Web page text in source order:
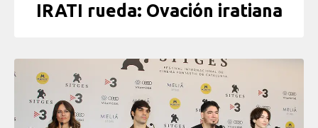
IRATI rueda: Ovación iratiana